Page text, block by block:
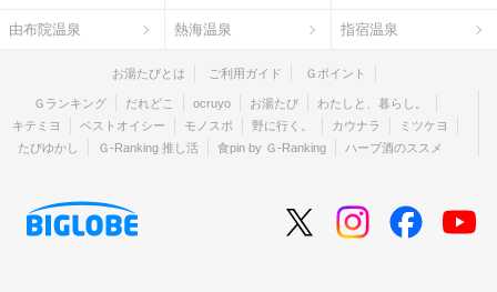
由布院温泉 熱海温泉 指宿温泉
お湯たびとは ご利用ガイド Ｇポイント
Ｇランキング だれどこ ocruyo お湯たび
わたしと、暮らし。
キテミヨ
ベストオイシー モノスポ 野に行く。 カウナラ
ミツケヨ
たびゆかし
Ｇ-Ranking 推し活 食pin by Ｇ-Ranking ハーブ酒のススメ